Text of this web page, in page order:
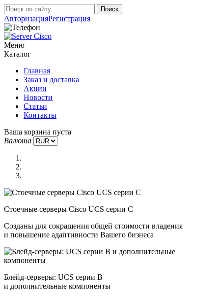
АвторизацияРегистрация
Меню
Каталог
Главная
Заказ и доставка
Акции
Новости
Статьи
Контакты
Ваша корзина пуста
Валюта
Стоечные серверы Cisco UCS серии C
Созданы для сокращения общей стоимости владения
и повышение адаптивности Вашего бизнеса
Блейд-серверы: UCS серии B
и дополнительные компоненты